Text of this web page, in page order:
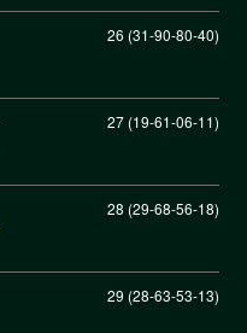
26 (31-90-80-40)
27 (19-61-06-11)
28 (29-68-56-18)
29 (28-63-53-13)